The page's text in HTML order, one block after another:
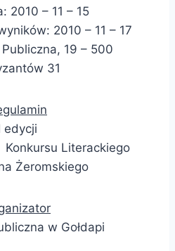
2010 – 11 – 15
2010 – 11 – 17
19 – 500
31
edycji
Literackiego
Żeromskiego
w Gołdapi